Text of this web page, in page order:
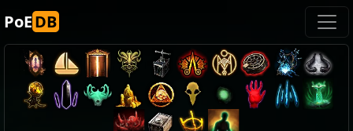
PoEDB